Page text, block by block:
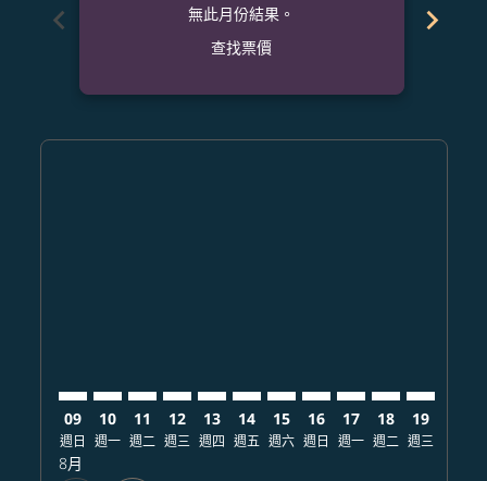
chevron_left
無此月份結果。
查找票價
chevron_right
09
週日
8月
10
週一
11
週二
12
週三
13
週四
14
週五
15
週六
16
週日
17
週一
18
週二
19
週三